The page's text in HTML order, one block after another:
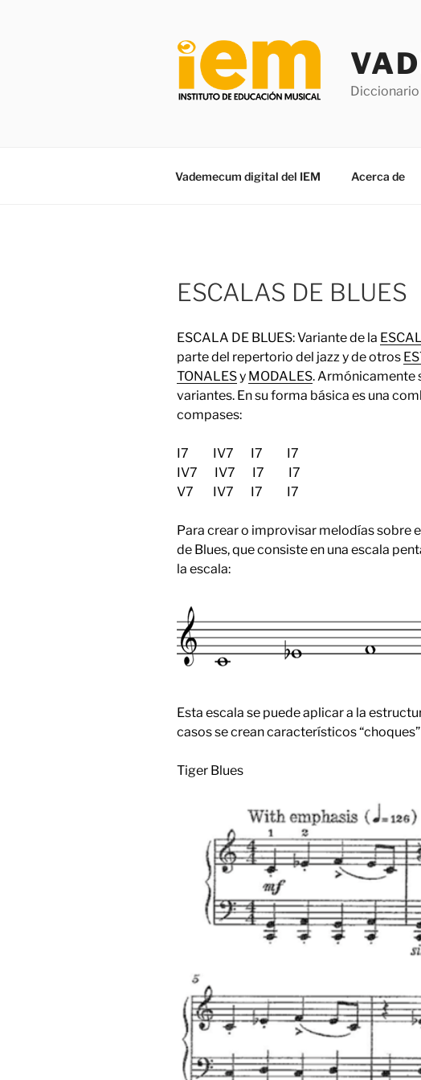
Vademecum digital del IEM Acerca de
ESCALAS DE BLUES
ESCALA DE BLUES: Variante de la
parte del repertorio del jazz y de otros
TONALESy MODALES. Armónicamente
variantes. En su forma básica es una
compases:
I7 IV7 I7 I7
IV7 IV7 I7 I7
V7 IV7 I7 I7
Para crear o improvisar melodías sobre
de Blues, que consiste en una escala
la escala:
Esta escala se puede aplicar a la
casos se crean característicos
Tiger Blues